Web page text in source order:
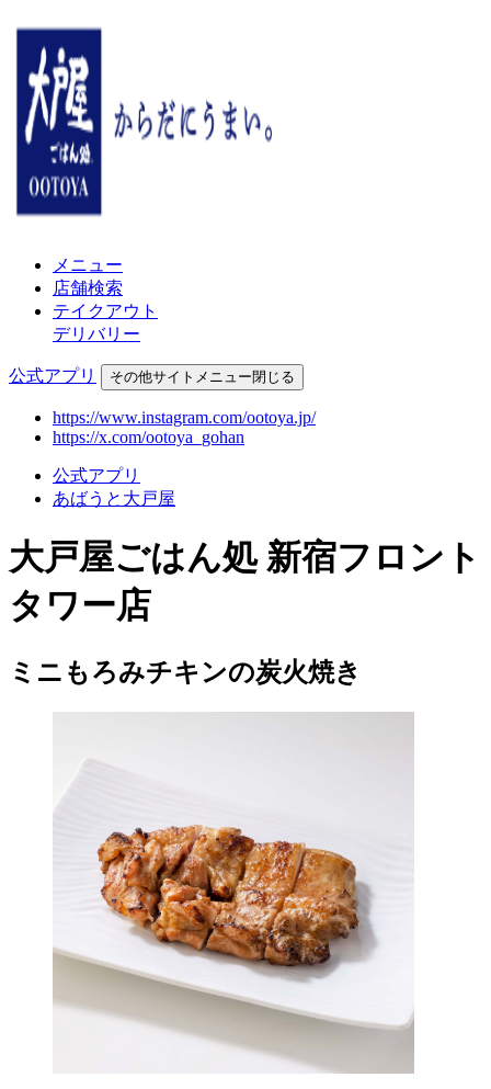
メニュー
店舗検索
テイクアウト
デリバリー
公式アプリ その他サイトメニュー閉じる
https://www.instagram.com/ootoya.jp/
https://x.com/ootoya_gohan
公式アプリ
あばうと大戸屋
大戸屋ごはん処 新宿フロント
タワー店
ミニもろみチキンの炭火焼き